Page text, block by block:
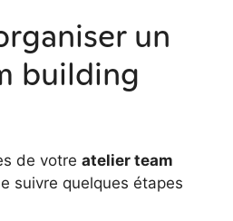
un
building
de votre atelier team
suivre quelques étapes